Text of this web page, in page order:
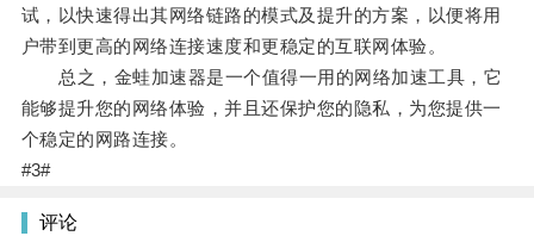
试，以快速得出其网络链路的模式及提升的方案，以便将用
户带到更高的网络连接速度和更稳定的互联网体验。
总之，金蛙加速器是一个值得一用的网络加速工具，它
能够提升您的网络体验，并且还保护您的隐私，为您提供一
个稳定的网路连接。
#3#
评论